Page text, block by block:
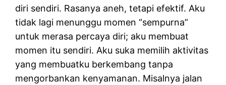
diri sendiri. Rasanya aneh, tetapi efektif. Aku
tidak lagi menunggu momen “sempurna”
untuk merasa percaya diri; aku membuat
momen itu sendiri. Aku suka memilih aktivitas
yang membuatku berkembang tanpa
mengorbankan kenyamanan. Misalnya jalan